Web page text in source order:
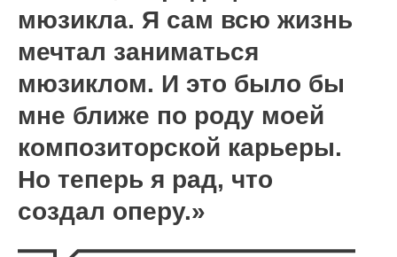
мюзикла. Я сам всю жизнь
мечтал заниматься
мюзиклом. И это было бы
мне ближе по роду моей
композиторской карьеры.
Но теперь я рад, что
создал оперу.»